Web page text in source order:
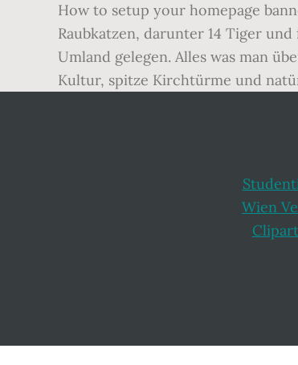
How to setup your homepage
Raubkatzen, darunter 14 Tiger
Umland gelegen. Alles was man
Kultur, spitze Kirchtürme und
Wien